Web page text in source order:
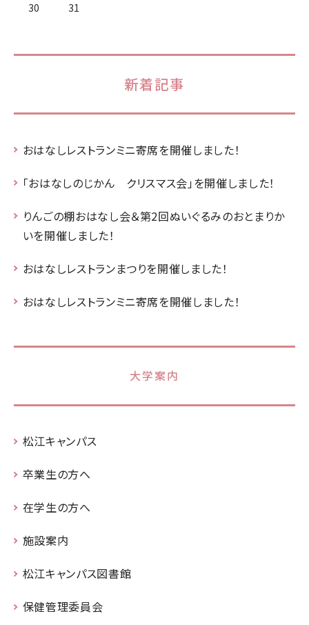
30 31
新着記事
おはなしレストランミニ寄席を開催しました！
「おはなしのじかん クリスマス会」を開催しました！
りんごの棚おはなし会＆第2回ぬいぐるみのおとまりか
いを開催しました！
おはなしレストランまつりを開催しました！
おはなしレストランミニ寄席を開催しました！
大学案内
松江キャンパス
卒業生の方へ
在学生の方へ
施設案内
松江キャンパス図書館
保健管理委員会